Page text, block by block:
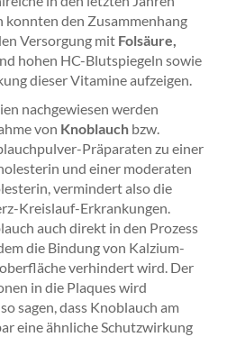
den Zusammenhang
Versorgung mit Folsäure,
hohen HC-Blutspiegeln sowie
dieser Vitamine aufzeigen.
nachgewiesen werden
von Knoblauch bzw.
Präparaten zu einer
und einer moderaten
vermindert also die
Kreislauf-Erkrankungen.
auch direkt in den Prozess
die Bindung von Kalzium-
verhindert wird. Der
in die Plaques wird
sagen, dass Knoblauch am
eine ähnliche Schutzwirkung